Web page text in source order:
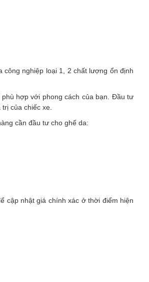
công nghiệp loại 1, 2 chất lượng ổn định
hợp với phong cách của bạn. Đầu tư
của chiếc xe.
cần đầu tư cho ghế da:
cập nhật giá chính xác ở thời điểm hiện